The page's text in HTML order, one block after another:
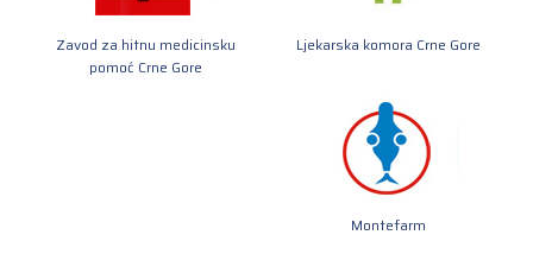
Zavod za hitnu medicinsku
pomoć Crne Gore
Ljekarska komora Crne Gore
Montefarm